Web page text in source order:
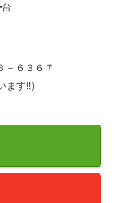
台
－６３６７
す!!）